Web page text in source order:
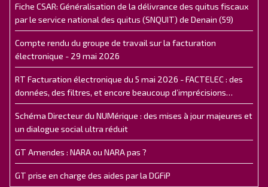
Fiche CSAR: Généralisation de la délivrance des quitus fiscaux
par le service national des quitus (SNQUIT) de Denain (59)
Compte rendu du groupe de travail sur la facturation
électronique - 29 mai 2026
RT Facturation électronique du 5 mai 2026 - FACTELEC : des
données, des filtres, et encore beaucoup d’imprécisions…
Schéma Directeur du NUMérique : des mises à jour majeures et
un dialogue social ultra réduit
GT Amendes : NARA ou NARA pas ?
GT prise en charge des aides par la DGFiP